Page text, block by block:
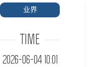
业界
TIME
2026-06-04 10:01